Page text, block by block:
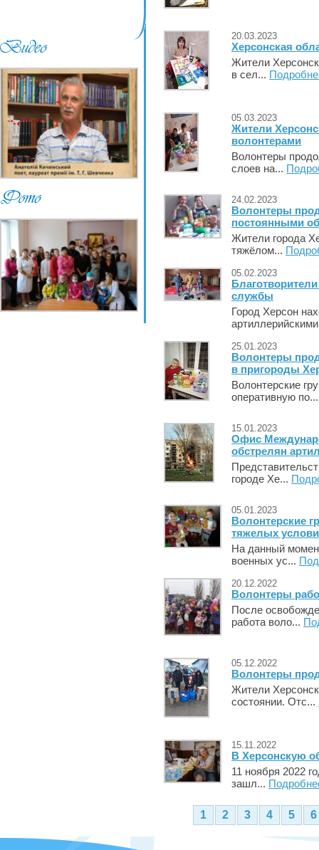
20.03.2023
Херсонская
Жители
в сел...
05.03.2023
Жители
волонтерами
Волонтеры
слоев на...
24.02.2023
Волонтеры
постоянными
Жители города
тяжёлом...
05.02.2023
службы
Город Херсон
25.01.2023
Волонтеры
в пригороды
Волонтерские
оперативную
15.01.2023
Офис
обстрелян
городе Хе...
05.01.2023
Волонтерские
тяжелых
На данный
военных ус...
20.12.2022
Волонтеры
После
работа воло...
05.12.2022
Волонтеры
Жители
состоянии. Отс...
15.11.2022
В Херсонскую
11 ноября 2022
зашл...
1 2 3 4 5 6